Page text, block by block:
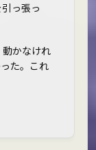
っ張っ
動かなけれ
た。これ